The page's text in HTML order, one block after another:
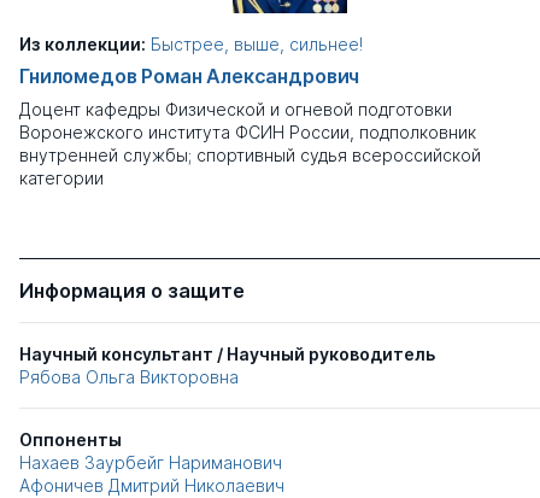
Из коллекции: Быстрее, выше, сильнее!
Гниломедов Роман Александрович
Доцент кафедры Физической и огневой подготовки
Воронежского института ФСИН России, подполковник
внутренней службы; спортивный судья всероссийской
категории
Информация о защите
Научный консультант / Научный руководитель
Рябова Ольга Викторовна
Оппоненты
Нахаев Заурбейг Нариманович
Афоничев Дмитрий Николаевич